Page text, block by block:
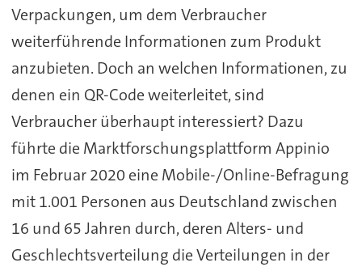
Verpackungen, um dem Verbraucher
weiterführende Informationen zum Produkt
anzubieten. Doch an welchen Informationen, zu
denen ein QR-Code weiterleitet, sind
Verbraucher überhaupt interessiert? Dazu
führte die Marktforschungsplattform Appinio
im Februar 2020 eine Mobile-/Online-Befragung
mit 1.001 Personen aus Deutschland zwischen
16 und 65 Jahren durch, deren Alters- und
Geschlechtsverteilung die Verteilungen in der